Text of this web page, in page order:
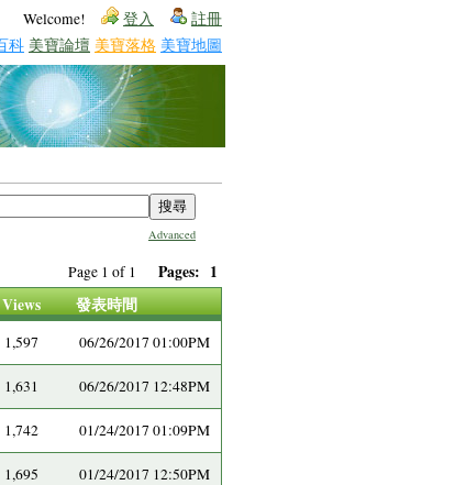
Welcome! 登入 註冊
科 美寶論壇 美寶落格 美寶地圖
Advanced
Page 1 of 1 Pages: 1
Views 發表時間
1,597 06/26/2017 01:00PM
1,631 06/26/2017 12:48PM
1,742 01/24/2017 01:09PM
1,695 01/24/2017 12:50PM